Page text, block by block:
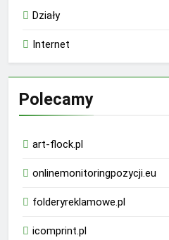
Działy
Internet
Polecamy
art-flock.pl
onlinemonitoringpozycji.eu
folderyreklamowe.pl
icomprint.pl